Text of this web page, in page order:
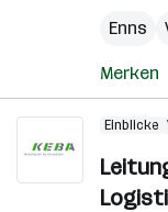
Enns
Merken
Einblicke